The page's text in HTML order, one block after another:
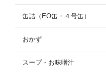
缶詰（EO缶・４号缶）
おかず
スープ・お味噌汁